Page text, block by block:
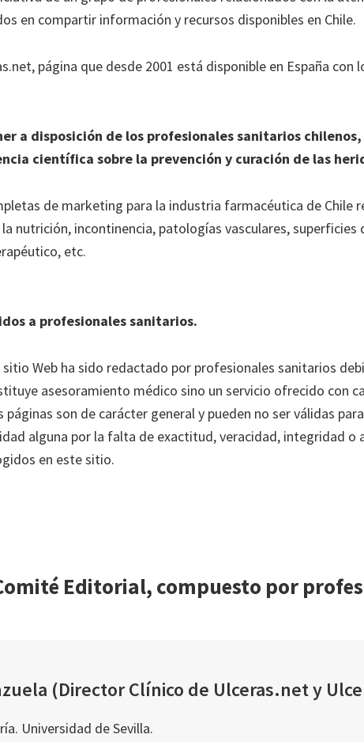
en compartir información y recursos disponibles en Chile.
página que desde 2001 está disponible en España con
a disposición de los profesionales sanitarios
científica sobre la prevención y curación de las
de marketing para la industria farmacéutica de Chile
nutrición, incontinencia, patologías vasculares, superficies
etc.
a profesionales sanitarios.
Web ha sido redactado por profesionales sanitarios
asesoramiento médico sino un servicio ofrecido con
son de carácter general y pueden no ser válidas
alguna por la falta de exactitud, veracidad, integridad o
en este sitio.
Editorial, compuesto por
(Director Clínico de Ulceras.net y
Universidad de Sevilla.